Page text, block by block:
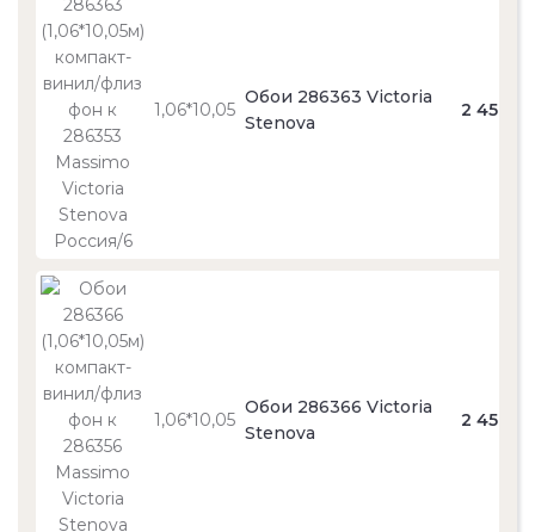
1,06*10,05
Обои 286363 Victoria
Stenova
2 450
1,06*10,05
Обои 286366 Victoria
Stenova
2 450